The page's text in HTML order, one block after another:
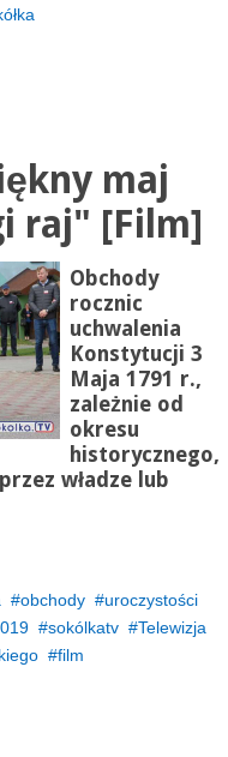
maj
raj" [Film]
Obchody
rocznic
uchwalenia
Konstytucji 3
Maja 1791 r.,
zależnie od
okresu
historycznego,
władze lub
obchody
uroczystości
sokólkatv
Telewizja
film